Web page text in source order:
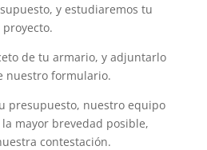
y estudiaremos tu
proyecto.
de tu armario, y adjuntarlo
nuestro formulario.
presupuesto, nuestro equipo
mayor brevedad posible,
contestación.